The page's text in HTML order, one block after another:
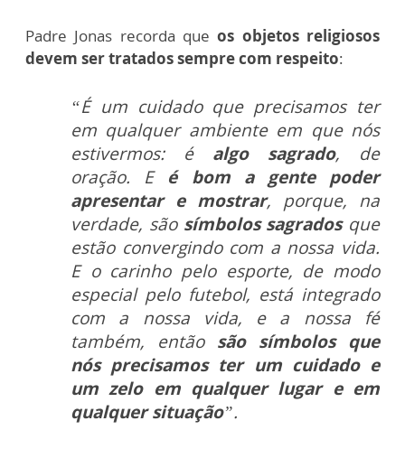
Padre Jonas recorda queos objetos religiosos
devem ser tratados sempre com respeito:
“É um cuidado que precisamos ter
em qualquer ambiente em que nós
estivermos: é algo sagrado, de
oração. E é bom a gente poder
apresentar e mostrar, porque, na
verdade, são símbolos sagradosque
estão convergindo com a nossa vida.
E o carinho pelo esporte, de modo
especial pelo futebol, está integrado
com a nossa vida, e a nossa fé
também, então são símbolos que
nós precisamos ter um cuidado e
um zelo em qualquer lugar e em
qualquer situação”.